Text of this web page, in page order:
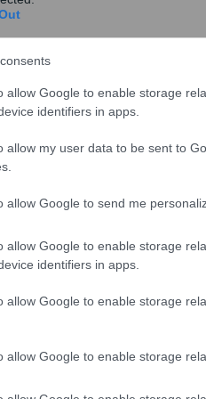
allow Google to enable storage
identifiers in apps.
allow my user data to be sent to
allow Google to send me
allow Google to enable storage
identifiers in apps.
allow Google to enable storage
allow Google to enable storage
παροχής ρεύματος στα
την αιτία εισαγωγής/
(αριθμός και
εφόσον υπάρχει (αριθμός
μπορεί να ζητηθεί η
τους.
αποθηκεύεται προσωρινά.
μεταβολές της
διαμορφωθεί μέσω της
της δήλωσης Ε9 και
με βάση τις διορθώσεις
είτε σε 12 μηνιαίες